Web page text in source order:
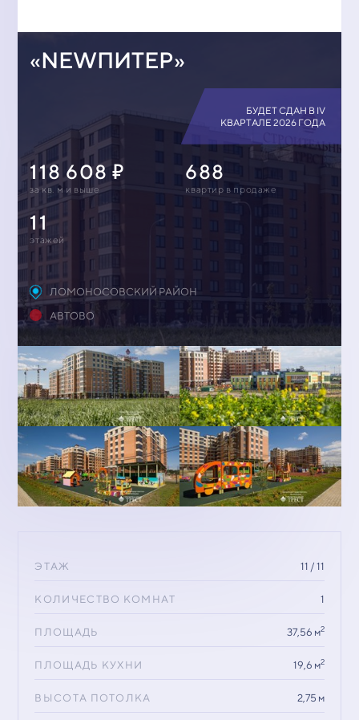
«NEWПИТЕР»
БУДЕТ СДАН В IV
КВАРТАЛЕ 2026 ГОДА
118 608
за кв. м и выше
688
квартир в продаже
11
этажей
ЛОМОНОСОВСКИЙ РАЙОН
АВТОВО
ЭТАЖ 11 / 11
КОЛИЧЕСТВО КОМНАТ 1
ПЛОЩАДЬ 37,56 м2
ПЛОЩАДЬ КУХНИ 19,6 м2
ВЫСОТА ПОТОЛКА 2,75 м